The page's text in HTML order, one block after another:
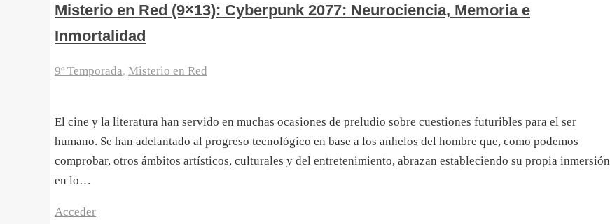
Misterio en Red (9×13): Cyberpunk 2077: Neurociencia, Memoria e
Inmortalidad
9º Temporada, Misterio en Red
El cine y la literatura han servido en muchas ocasiones de preludio sobre cuestiones futuribles para el ser
humano. Se han adelantado al progreso tecnológico en base a los anhelos del hombre que, como podemos
comprobar, otros ámbitos artísticos, culturales y del entretenimiento, abrazan estableciendo su propia inmersión
en lo…
Acceder